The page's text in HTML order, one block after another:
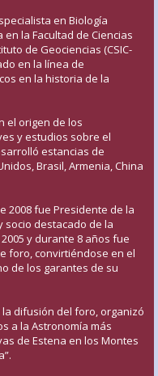
en Biología
la Facultad de Ciencias
de Geociencias (CSIC-
en la línea de
en la historia de la
el origen de los
y estudios sobre el
estancias de
Brasil, Armenia, China
2008 fue Presidente de la
socio destacado de la
y durante 8 años fue
foro, convirtiéndose en el
de los garantes de su
difusión del foro, organizó
a la Astronomía más
de Estena en los Montes